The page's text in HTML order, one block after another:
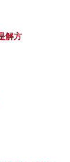
解方